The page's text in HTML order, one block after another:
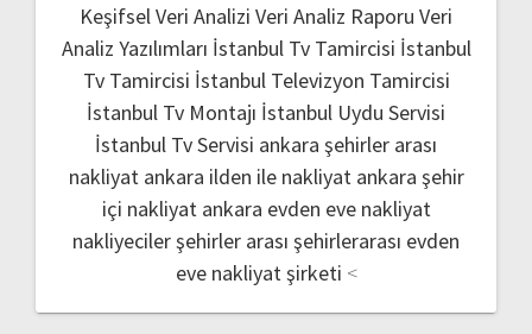
Keşifsel Veri Analizi Veri Analiz Raporu Veri
Analiz Yazılımları İstanbul Tv Tamircisi İstanbul
Tv Tamircisi İstanbul Televizyon Tamircisi
İstanbul Tv Montajı İstanbul Uydu Servisi
İstanbul Tv Servisi ankara şehirler arası
nakliyat ankara ilden ile nakliyat ankara şehir
içi nakliyat ankara evden eve nakliyat
nakliyeciler şehirler arası şehirlerarası evden
eve nakliyat şirketi <